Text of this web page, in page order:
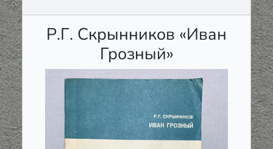
Р.Г. Скрынников «Иван
Грозный»